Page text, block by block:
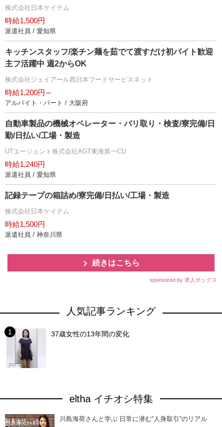
株式会社日本ケイテム
時給1,500円
派遣社員 / 愛知県
キッチンスタッフ/楽チン麺を茹でて渡すだけ初バイト歓迎
主フ活躍中 週2からOK
株式会社ジェイアール西日本フードサービスネット
時給1,200円～
アルバイト・パート / 大阪府
自動車製品の機械オペレーター・バリ取り・検査/寮完備/日
勤/日払い/工場・製造
UTエージェント株式会社AGT東海第一CU
時給1,240円
派遣社員 / 愛知県
記録テープの箱詰め/寮完備/日払い/工場・製造
株式会社日本ケイテム
時給1,500円
派遣社員 / 神奈川県
続きはこちら
sponsored by 求人ボックス
人気記事ランキング
37歳女性の13年間の変化
eltha イチオシ特集
川島海荷さんと学ぶ 日常に潜む“人身取引”のリアル